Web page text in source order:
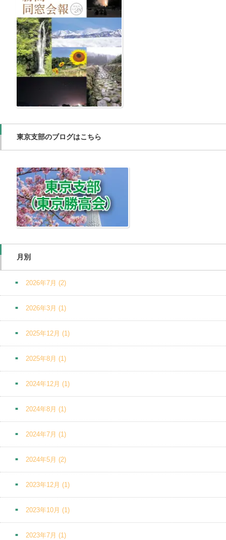
東京支部のブログはこちら
月別
2026年7月 (2)
2026年3月 (1)
2025年12月 (1)
2025年8月 (1)
2024年12月 (1)
2024年8月 (1)
2024年7月 (1)
2024年5月 (2)
2023年12月 (1)
2023年10月 (1)
2023年7月 (1)